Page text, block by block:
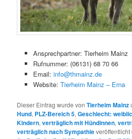
Ansprechpartner: Tierheim Mainz
Rufnummer: (06131) 68 70 66
Email: info@thmainz.de
Website: Tierheim Mainz – Erna
Dieser Eintrag wurde vonTierheim Mainz
Hund, PLZ-Bereich 5,Geschlecht:
Kindern,verträglich mit Hündinnen,
verträglich nach Sympathie